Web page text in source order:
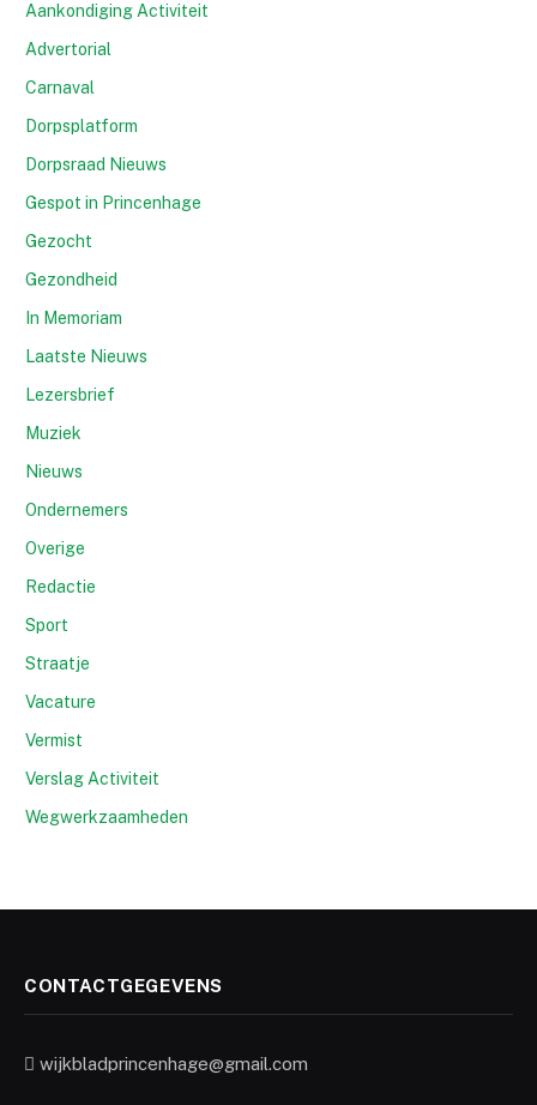
Aankondiging Activiteit
Advertorial
Carnaval
Dorpsplatform
Dorpsraad Nieuws
Gespot in Princenhage
Gezocht
Gezondheid
In Memoriam
Laatste Nieuws
Lezersbrief
Muziek
Nieuws
Ondernemers
Overige
Redactie
Sport
Straatje
Vacature
Vermist
Verslag Activiteit
Wegwerkzaamheden
CONTACTGEGEVENS
wijkbladprincenhage@gmail.com